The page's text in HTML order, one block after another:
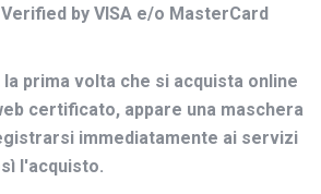
by VISA e/o MasterCard
la prima volta che si acquista online
certificato, appare una maschera
immediatamente ai servizi
l'acquisto.